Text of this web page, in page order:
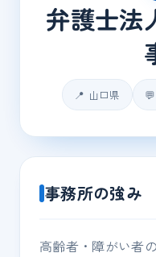
弁護士法
📍 山口県
事務所の強み
高齢者・障がい者